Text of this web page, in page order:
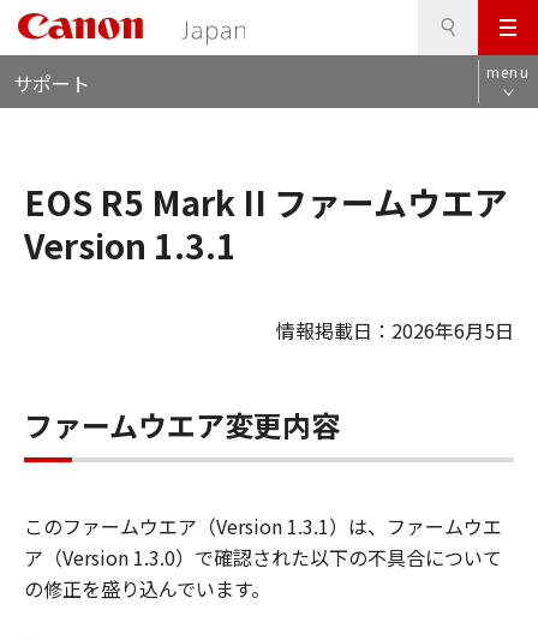
メ
ニ
ュ
サポート menu
EOS R5 Mark II ファームウエア
Version 1.3.1
情報掲載日：2026年6月5日
ファームウエア変更内容
このファームウエア（Version 1.3.1）は、ファームウエ
ア（Version 1.3.0）で確認された以下の不具合について
の修正を盛り込んでいます。